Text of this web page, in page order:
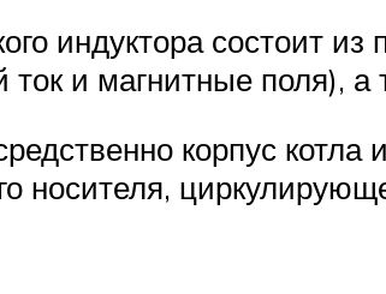
индуктора состоит
ток и магнитные поля),
корпус
носителя,